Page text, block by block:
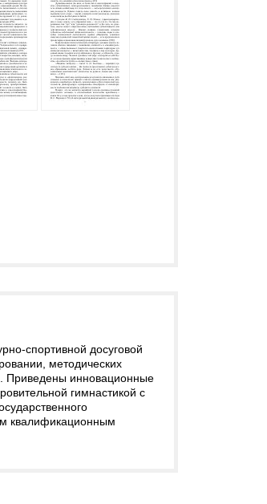
спортивной досуговой
методических
Приведены инновационные
гимнастикой с
квалификационным